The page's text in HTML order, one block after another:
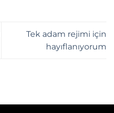
Tek adam rejimi için
hayıflanıyorum